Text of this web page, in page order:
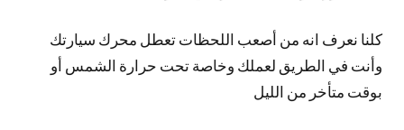
كلنا نعرف انه من أصعب اللحظات تعطل محرك سيارتك
وأنت في الطريق لعملك وخاصة تحت حرارة الشمس أو
بوقت متأخر من الليل